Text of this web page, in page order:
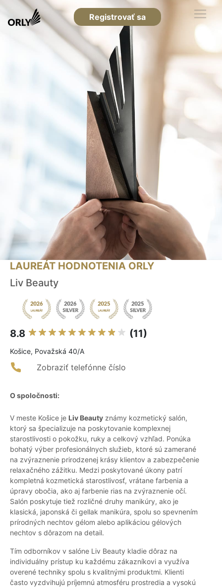
Registrovať sa
LAUREÁT HODNOTENIA ORLY
Liv Beauty
8.8 (11)
Košice, Považská 40/A
Zobraziť telefónne číslo
O spoločnosti:
V meste Košice je Liv Beauty známy kozmetický salón,
ktorý sa špecializuje na poskytovanie komplexnej
starostlivosti o pokožku, ruky a celkový vzhľad. Ponúka
bohatý výber profesionálnych služieb, ktoré sú zamerané
na zvýraznenie prirodzenej krásy klientov a zabezpečenie
relaxačného zážitku. Medzi poskytované úkony patrí
kompletná kozmetická starostlivosť, vrátane farbenia a
úpravy obočia, ako aj farbenie rias na zvýraznenie očí.
Salón poskytuje tiež rozličné druhy manikúry, ako je
klasická, japonská či gellak manikúra, spolu so spevnením
prírodných nechtov gélom alebo aplikáciou gélových
nechtov s dôrazom na detail.
Tím odborníkov v salóne Liv Beauty kladie dôraz na
individuálny prístup ku každému zákazníkovi a využíva
overené techniky spolu s kvalitnými produktmi. Klienti
často vyzdvihujú príjemnú atmosféru prostredia a vysokú